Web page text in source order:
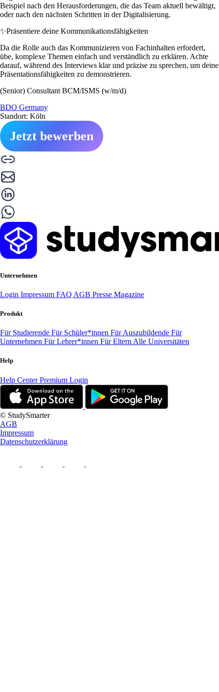
Beispiel nach den Herausforderungen, die das Team aktuell bewältigt,
oder nach den nächsten Schritten in der Digitalisierung.
✨Präsentiere deine Kommunikationsfähigkeiten
Da die Rolle auch das Kommunizieren von Fachinhalten erfordert,
übe, komplexe Themen einfach und verständlich zu erklären. Achte
darauf, während des Interviews klar und präzise zu sprechen, um deine
Präsentationsfähigkeiten zu demonstrieren.
(Senior) Consultant BCM/ISMS (w/m/d)
BDO Germany
Standort: Köln
Jetzt bewerben
Unternehmen
Login Impressum FAQ AGB Presse Magazine
Produkt
Für Studierende Für Schüler*innen Für Auszubildende Für
Unternehmen Für Lehrer*innen Für Eltern Alle Universitäten
Help
Help CenterPremium Login
© StudySmarter
AGB
Impressum
Datenschutzerklärung